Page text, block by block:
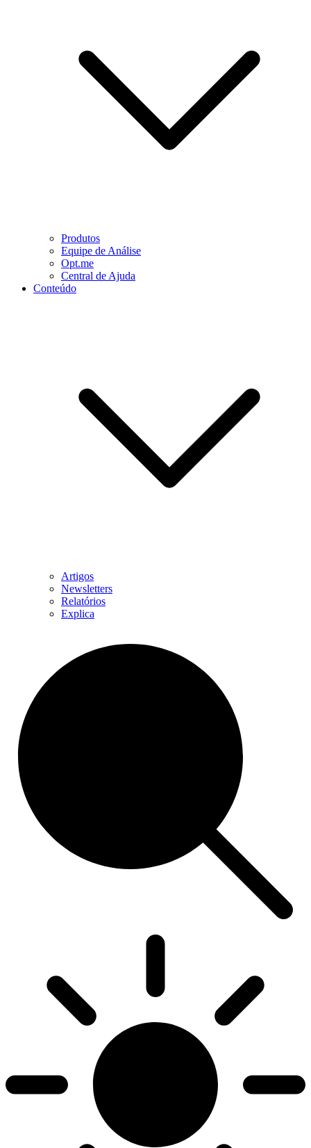
Produtos
Equipe de Análise
Opt.me
Central de Ajuda
Conteúdo
Artigos
Newsletters
Relatórios
Explica